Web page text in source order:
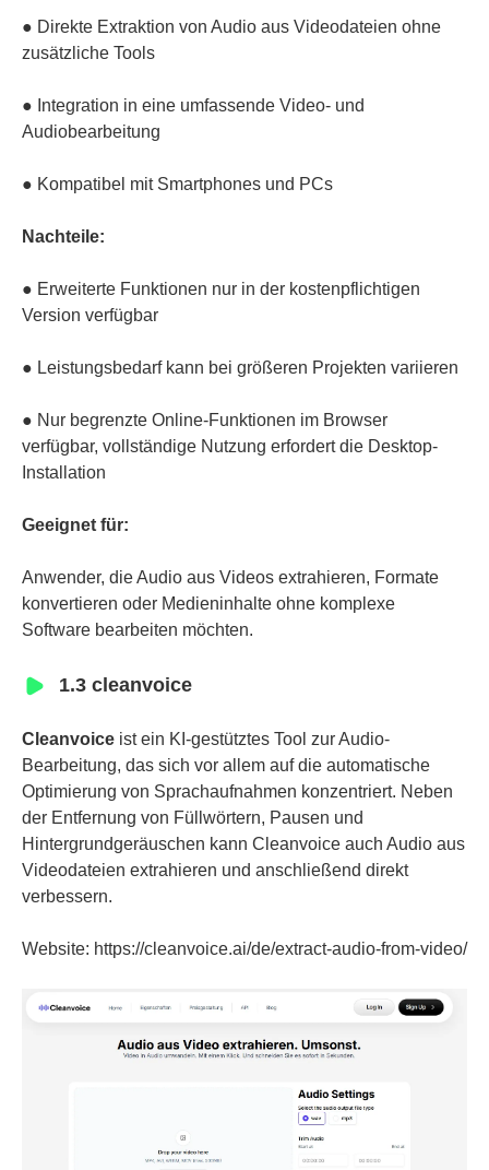
● Direkte Extraktion von Audio aus Videodateien ohne
zusätzliche Tools
● Integration in eine umfassende Video- und
Audiobearbeitung
● Kompatibel mit Smartphones und PCs
Nachteile:
● Erweiterte Funktionen nur in der kostenpflichtigen
Version verfügbar
● Leistungsbedarf kann bei größeren Projekten variieren
● Nur begrenzte Online-Funktionen im Browser
verfügbar, vollständige Nutzung erfordert die Desktop-
Installation
Geeignet für:
Anwender, die Audio aus Videos extrahieren, Formate
konvertieren oder Medieninhalte ohne komplexe
Software bearbeiten möchten.
1.3 cleanvoice
Cleanvoice ist ein KI-gestütztes Tool zur Audio-
Bearbeitung, das sich vor allem auf die automatische
Optimierung von Sprachaufnahmen konzentriert. Neben
der Entfernung von Füllwörtern, Pausen und
Hintergrundgeräuschen kann Cleanvoice auch Audio aus
Videodateien extrahieren und anschließend direkt
verbessern.
Website: https://cleanvoice.ai/de/extract-audio-from-video/